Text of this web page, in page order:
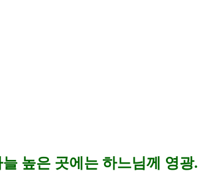
높은 곳에는 하느님께 영광